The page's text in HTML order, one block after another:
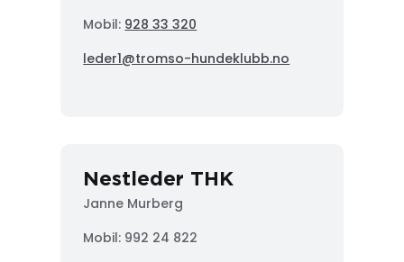
Mobil: 928 33 320
leder1@tromso-hundeklubb.no
Nestleder THK
Janne Murberg
Mobil: 992 24 822